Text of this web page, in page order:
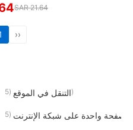
SAR 21.64
››
التنقل في الموقع(5)
صفحة واحدة على شبكة الإنترنت